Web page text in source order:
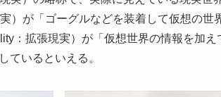
）が「ゴーグルなどを装着して仮想の世
：拡張現実）が「仮想世界の情報を加
ているといえる。